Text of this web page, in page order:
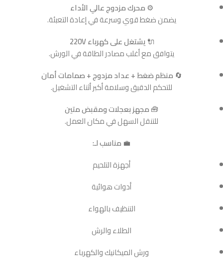
⚙️محرك مزدوج عالي الأداء
يضمن ضغط قوي وسرعة في إعادة التعبئة.
🔌يشتغل على كهرباء 220V
يتوافق مع أغلب مصادر الطاقة في الورش.
🔄 منظم ضغط + عداد مزدوج + صمامات أمان
للتحكم الدقيق وسلامة أكبر أثناء التشغيل.
🧰مجهز بعجلات ومقبض متين
للتنقل السهل في مكان العمل.
💼 مناسب لـ:
أجهزة التلحيم
أدوات هوائية
التنظيف بالهواء
الطلاء والرش
ورش الميكانيك والكهرباء